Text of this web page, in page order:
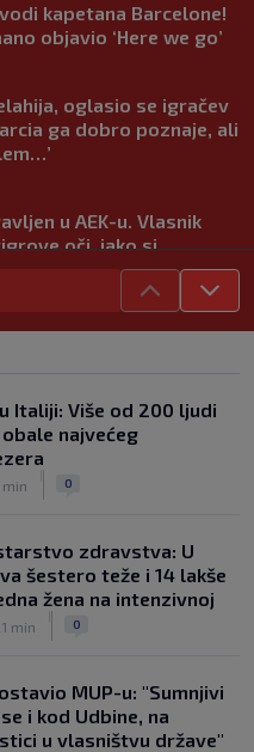
kapetana Barcelone!
objavio ‘Here we go’
oglasio se igračev
ga dobro poznaje, ali
u AEK-u. Vlasnik
oči, jako si
lige, a sada s Istrom
se požalio na
mu je smetao, reakcija
Italiji: Više od 200 ljudi
najvećeg
0
zdravstva: U
šestero teže i 14 lakše
žena na intenzivnoj
min 0
MUP-u: "Sumnjivi
i kod Udbine, na
u vlasništvu države"